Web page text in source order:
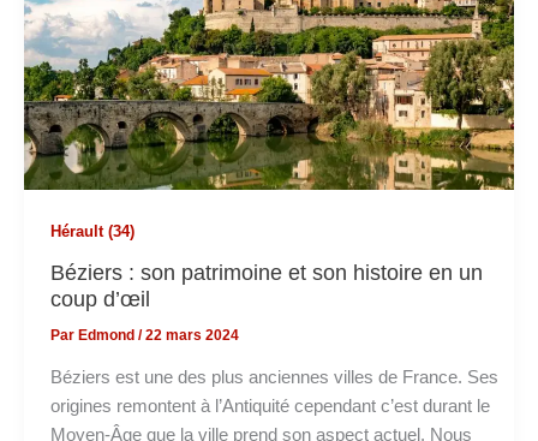
Hérault (34)
Béziers : son patrimoine et son histoire en un
coup d’œil
Par Edmond /22 mars 2024
Béziers est une des plus anciennes villes de France. Ses
origines remontent à l’Antiquité cependant c’est durant le
Moyen-Âge que la ville prend son aspect actuel. Nous